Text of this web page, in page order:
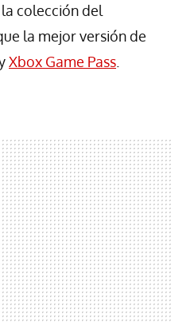
colección del
la mejor versión de
Xbox Game Pass